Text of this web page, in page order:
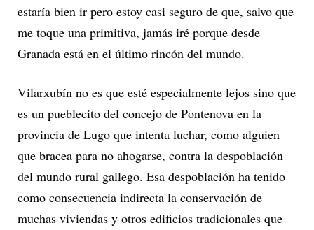
estaría bien ir pero estoy casi seguro de que, salvo que
me toque una primitiva, jamás iré porque desde
Granada está en el último rincón del mundo.
Vilarxubín no es que esté especialmente lejos sino que
es un pueblecito del concejo de Pontenova en la
provincia de Lugo que intenta luchar, como alguien
que bracea para no ahogarse, contra la despoblación
del mundo rural gallego. Esa despoblación ha tenido
como consecuencia indirecta la conservación de
muchas viviendas y otros edificios tradicionales que